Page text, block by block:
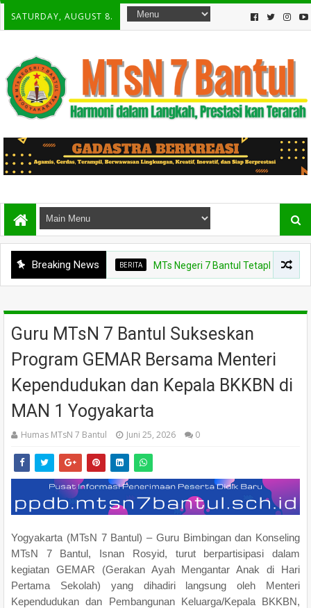
SATURDAY, AUGUST 8.
Breaking NewsBERITA MTs Negeri 7 Bantul Tetapkan Tiga Agen
Guru MTsN 7 Bantul Sukseskan
Program GEMAR Bersama Menteri
Kependudukan dan Kepala BKKBN di
MAN 1 Yogyakarta
Humas MTsN 7 Bantul Juni 25, 2026 0
Yogyakarta (MTsN 7 Bantul) – Guru Bimbingan dan Konseling
MTsN 7 Bantul, Isnan Rosyid, turut berpartisipasi dalam
kegiatan GEMAR (Gerakan Ayah Mengantar Anak di Hari
Pertama Sekolah) yang dihadiri langsung oleh Menteri
Kependudukan dan Pembangunan Keluarga/Kepala BKKBN,